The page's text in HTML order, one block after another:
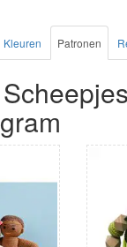
Kleuren Patronen